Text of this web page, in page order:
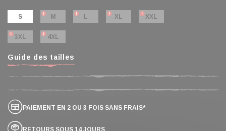
S M L XL XXL
3XL 4XL
Guide des tailles
RETOURS SOUS 14 JOURS
PAIEMENT EN 2 OU 3 FOIS SANS FRAIS*